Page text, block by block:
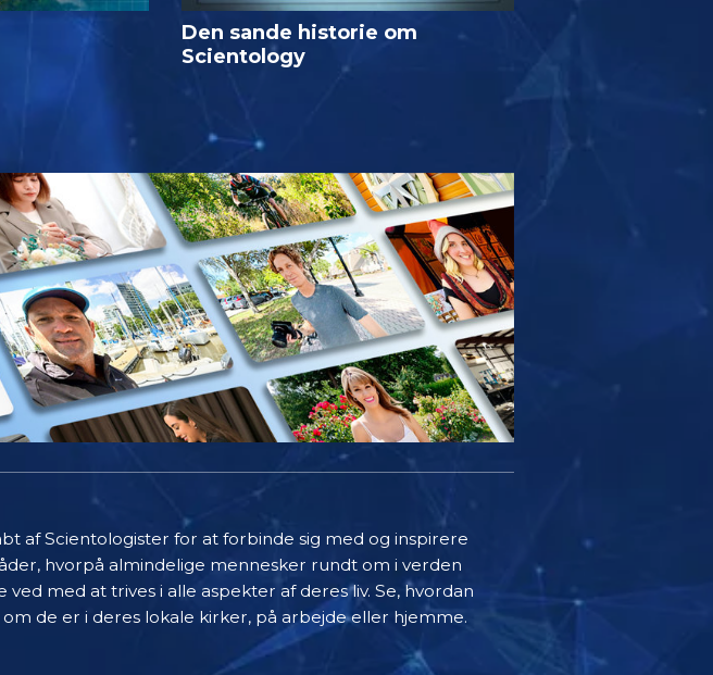
Den sande historie om
Scientology
af Scientologister for at forbinde sig med og inspirere
hvorpå almindelige mennesker rundt om i verden
med at trives i alle aspekter af deres liv. Se, hvordan
de er i deres lokale kirker, på arbejde eller hjemme.